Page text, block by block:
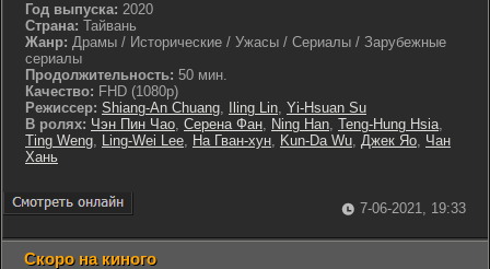
Год выпуска: 2020
Страна: Тайвань
Жанр: Драмы / Исторические / Ужасы / Сериалы / Зарубежные
сериалы
Продолжительность: 50 мин.
Качество: FHD (1080p)
Режиссер: Shiang-An Chuang, Iling Lin, Yi-Hsuan Su
В ролях: Чэн Пин Чао, Серена Фан, Ning Han, Teng-Hung Hsia,
Ting Weng, Ling-Wei Lee, На Гван-хун, Kun-Da Wu, Джек Яо, Чан
Хань
7-06-2021, 19:33
Скоро на киного